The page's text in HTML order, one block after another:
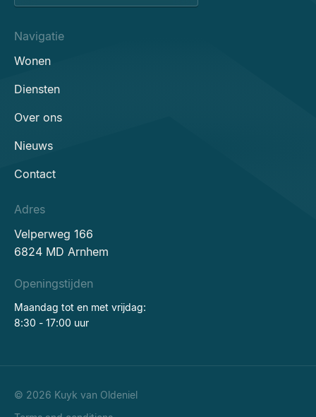
Navigatie
Wonen
Diensten
Over ons
Nieuws
Contact
Adres
Velperweg 166
6824 MD Arnhem
Openingstijden
Maandag tot en met vrijdag:
8:30 - 17:00 uur
© 2026 Kuyk van Oldeniel